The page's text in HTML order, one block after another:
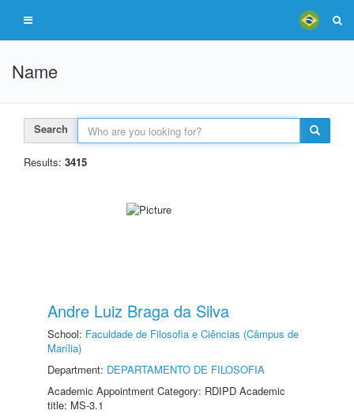
Name
Search
Results: 3415
Andre Luiz Braga da Silva
School: Faculdade de Filosofia e Ciências (Câmpus de
Marília)
Department: DEPARTAMENTO DE FILOSOFIA
Academic Appointment Category: RDIPD Academic
title: MS-3.1